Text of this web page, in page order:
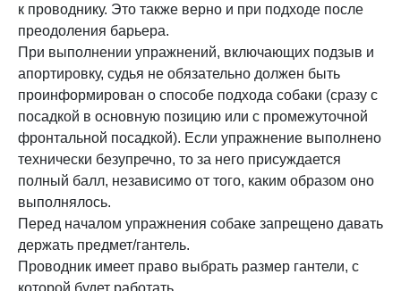
к проводнику. Это также верно и при подходе после
преодоления барьера.
При выполнении упражнений, включающих подзыв и
апортировку, судья не обязательно должен быть
проинформирован о способе подхода собаки (сразу с
посадкой в основную позицию или с промежуточной
фронтальной посадкой). Если упражнение выполнено
технически безупречно, то за него присуждается
полный балл, независимо от того, каким образом оно
выполнялось.
Перед началом упражнения собаке запрещено давать
держать предмет/гантель.
Проводник имеет право выбрать размер гантели, с
которой будет работать.